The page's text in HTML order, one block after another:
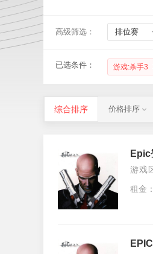
高级筛选： 排位赛
已选条件： 游戏:杀手3
综合排序 价格排序
Epic
游戏
租金：